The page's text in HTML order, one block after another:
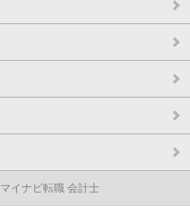
マイナビ転職 会計士